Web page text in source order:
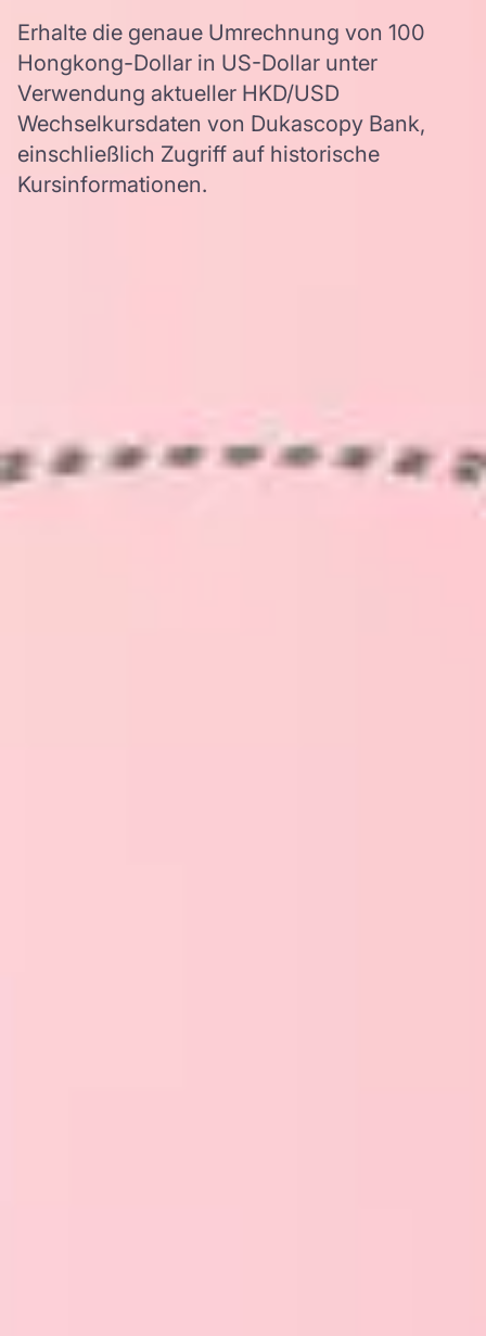
Erhalte die genaue Umrechnung von 100
Hongkong-Dollar in US-Dollar unter
Verwendung aktueller HKD/USD
Wechselkursdaten von Dukascopy Bank,
einschließlich Zugriff auf historische
Kursinformationen.